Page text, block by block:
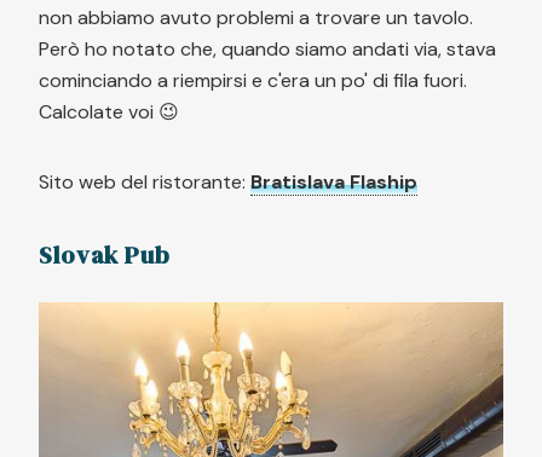
non abbiamo avuto problemi a trovare un tavolo.
Però ho notato che, quando siamo andati via, stava
cominciando a riempirsi e c'era un po' di fila fuori.
Calcolate voi 😉
Sito web del ristorante: Bratislava Flaship
Slovak Pub